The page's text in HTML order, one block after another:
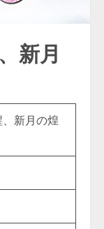
新月
新月の煌